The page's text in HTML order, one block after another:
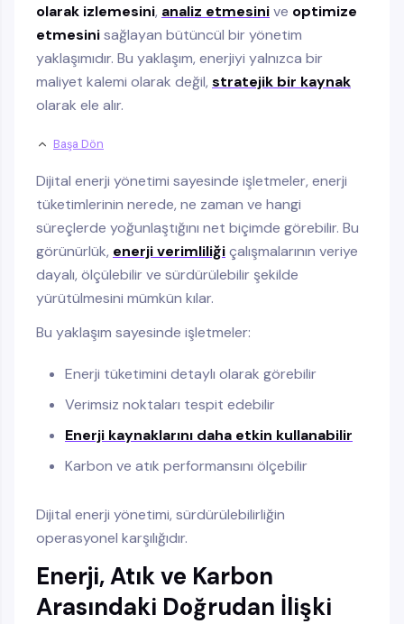
olarak izlemesini, analiz etmesinive optimize
etmesinisağlayan bütüncül bir yönetim
yaklaşımıdır. Bu yaklaşım, enerjiyi yalnızca bir
maliyet kalemi olarak değil, stratejik bir kaynak
olarak ele alır.
Başa Dön
Dijital enerji yönetimi sayesinde işletmeler, enerji
tüketimlerinin nerede, ne zaman ve hangi
süreçlerde yoğunlaştığını net biçimde görebilir. Bu
görünürlük, enerji verimliliğiçalışmalarının veriye
dayalı, ölçülebilir ve sürdürülebilir şekilde
yürütülmesini mümkün kılar.
Bu yaklaşım sayesinde işletmeler:
Enerji tüketimini detaylı olarak görebilir
Verimsiz noktaları tespit edebilir
Enerji kaynaklarını daha etkin kullanabilir
Karbon ve atık performansını ölçebilir
Dijital enerji yönetimi, sürdürülebilirliğin
operasyonel karşılığıdır.
Enerji, Atık ve Karbon
Arasındaki Doğrudan İlişki